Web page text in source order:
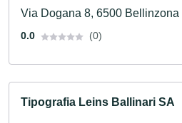
Via Dogana 8, 6500 Bellinzona
0.0 (0)
Tipografia Leins Ballinari SA